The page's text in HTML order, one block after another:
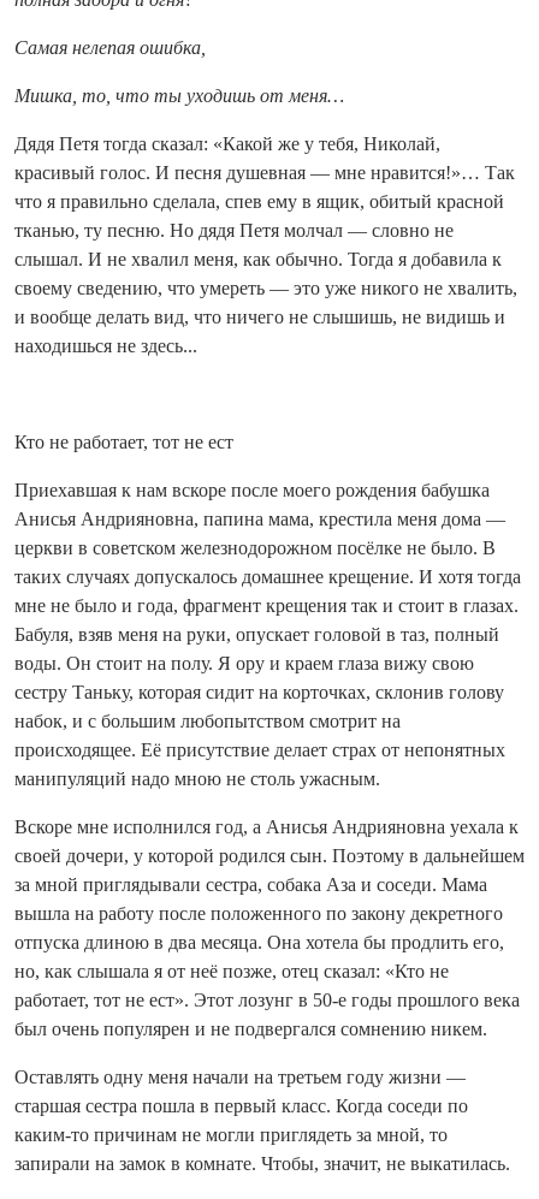
Самая нелепая ошибка,
Мишка, то, что ты уходишь от меня…
Дядя Петя тогда сказал: «Какой же у тебя, Николай,
красивый голос. И песня душевная — мне нравится!»… Так
что я правильно сделала, спев ему в ящик, обитый красной
тканью, ту песню. Но дядя Петя молчал — словно не
слышал. И не хвалил меня, как обычно. Тогда я добавила к
своему сведению, что умереть — это уже никого не хвалить,
и вообще делать вид, что ничего не слышишь, не видишь и
находишься не здесь...
Кто не работает, тот не ест
Приехавшая к нам вскоре после моего рождения бабушка
Анисья Андрияновна, папина мама, крестила меня дома —
церкви в советском железнодорожном посёлке не было. В
таких случаях допускалось домашнее крещение. И хотя тогда
мне не было и года, фрагмент крещения так и стоит в глазах.
Бабуля, взяв меня на руки, опускает головой в таз, полный
воды. Он стоит на полу. Я ору и краем глаза вижу свою
сестру Таньку, которая сидит на корточках, склонив голову
набок, и с большим любопытством смотрит на
происходящее. Её присутствие делает страх от непонятных
манипуляций надо мною не столь ужасным.
Вскоре мне исполнился год, а Анисья Андрияновна уехала к
своей дочери, у которой родился сын. Поэтому в дальнейшем
за мной приглядывали сестра, собака Аза и соседи. Мама
вышла на работу после положенного по закону декретного
отпуска длиною в два месяца. Она хотела бы продлить его,
но, как слышала я от неё позже, отец сказал: «Кто не
работает, тот не ест». Этот лозунг в 50-е годы прошлого века
был очень популярен и не подвергался сомнению никем.
Оставлять одну меня начали на третьем году жизни —
старшая сестра пошла в первый класс. Когда соседи по
каким-то причинам не могли приглядеть за мной, то
запирали на замок в комнате. Чтобы, значит, не выкатилась.